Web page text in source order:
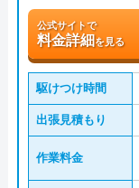
公式サイトで
料金詳細を見る
駆けつけ時間
出張見積もり
作業料金